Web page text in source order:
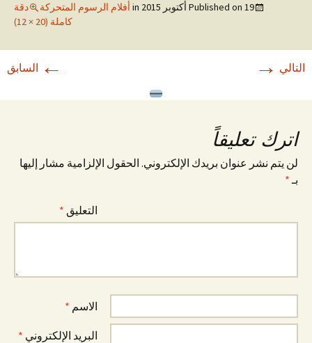
Published on 19 أكتوبر 2015 أفلام الرسوم المتحركة
دقة
كاملة (20 × 12)
← السابق التالي →
اترك تعليقاً
لن يتم نشر عنوان بريدك الإلكتروني. الحقول الإلزامية مشار إليها
بـ*
التعليق *
الاسم *
البريد الإلكتروني *